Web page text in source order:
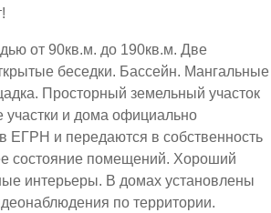
от 90кв.м. до 190кв.м. Две
беседки. Бассейн. Мангальные
Просторный земельный участок
участки и дома официально
ЕГРН и передаются в собственность
состояние помещений. Хороший
интерьеры. В домах установлены
по территории.